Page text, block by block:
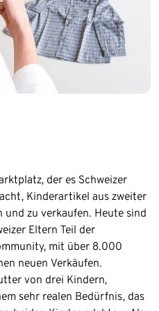
der es Schweizer
Kinderartikel aus zweiter
zu verkaufen. Heute sind
Eltern Teil der
mit über 8.000
neuen Verkäufen.
von drei Kindern,
sehr realen Bedürfnis, das